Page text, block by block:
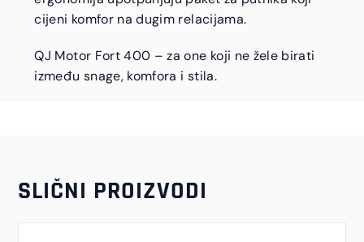
cijeni komfor na dugim relacijama.
QJ Motor Fort 400 – za one koji ne žele birati
između snage, komfora i stila.
SLIČNI PROIZVODI